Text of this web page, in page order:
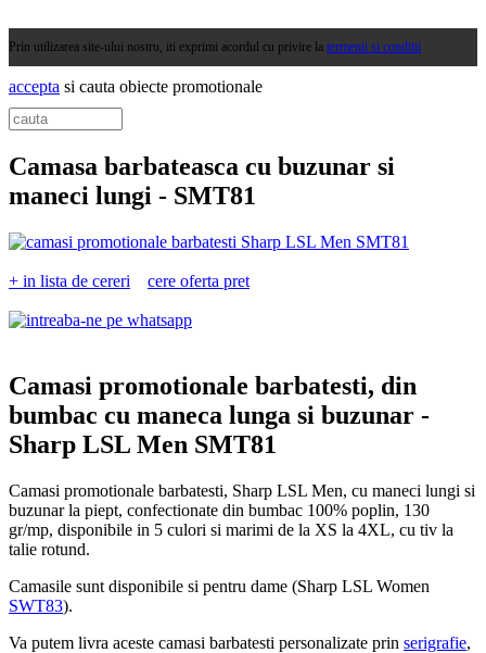
Prin utilizarea site-ului nostru, iti exprimi acordul cu privire la termenii si conditii
accepta si cauta obiecte promotionale
Camasa barbateasca cu buzunar si
maneci lungi - SMT81
+ in lista de cereri cere oferta pret
Camasi promotionale barbatesti, din
bumbac cu maneca lunga si buzunar -
Sharp LSL Men SMT81
Camasi promotionale barbatesti, Sharp LSL Men, cu maneci lungi si
buzunar la piept, confectionate din bumbac 100% poplin, 130
gr/mp, disponibile in 5 culori si marimi de la XS la 4XL, cu tiv la
talie rotund.
Camasile sunt disponibile si pentru dame (Sharp LSL Women
SWT83).
Va putem livra aceste camasi barbatesti personalizate prin serigrafie,